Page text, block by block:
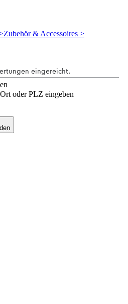
Zubehör & Accessoires >
Ort oder PLZ eingeben